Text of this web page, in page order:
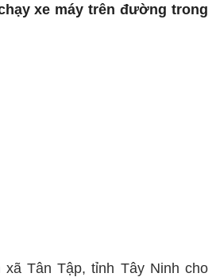
xe máy trên đường trong
xã Tân Tập, tỉnh Tây Ninh cho